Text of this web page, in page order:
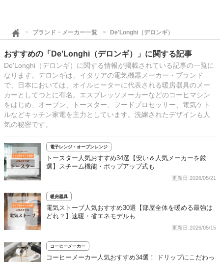
ブランド・メーカー一覧 De'Longhi（デロンギ）
おすすめの「De'Longhi（デロンギ）」に関する記事
De'Longhi（デロンギ）に関する情報が掲載されている記事の一覧に
なります。デロンギは、イタリアの電気機器メーカー・ブランド
で、日本においては、オイルヒーターに代表される暖房器具のメー
カーとしてつとに有名。エスプレッソメーカーなどのコーヒマシン
をはじめ、オーブン、トースター、フードプロセッサー、電気ケト
ルなどキッチン家電を主力としています。洗練されたデザインも人
気の秘密です。
電子レンジ・オーブンレンジ
トースター人気おすすめ34選【安い＆人気メーカーを厳
選】スチーム機能・ポップアップ式も
更新日:2026/05/21
暖房器具
電気ストーブ人気おすすめ30選【部屋全体を暖める最強は
どれ？】速暖・省エネモデルも
更新日:2026/05/15
コーヒーメーカー
コーヒーメーカー人気おすすめ34選！ ドリップにこだわっ